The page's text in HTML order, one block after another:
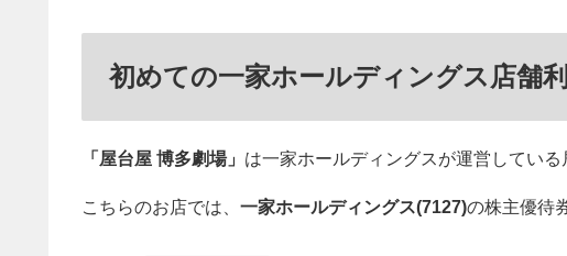
初めての一家ホールディングス店舗利
「屋台屋 博多劇場」 は一家ホールディングスが運営している
こちらのお店では、 一家ホールディングス(7127)の株主優待